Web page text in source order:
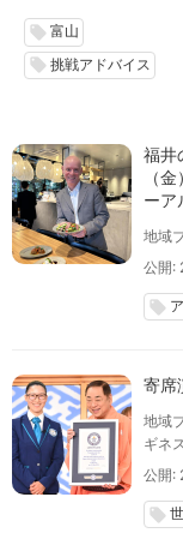
local_offer 富山
local_offer 挑戦アドバイス
福井
（
ーア
地域
公開:
local_offer
寄席
地域
ギネ
公開:
local_offer